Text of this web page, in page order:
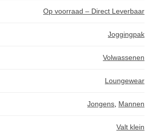
Op voorraad – Direct Leverbaar
Joggingpak
Volwassenen
Loungewear
Jongens, Mannen
Valt klein